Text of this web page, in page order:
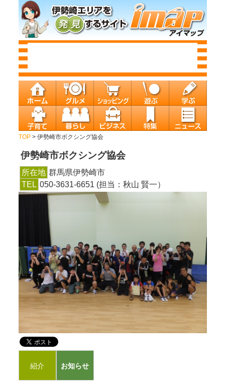
TOP> 伊勢崎市ボクシング協会
伊勢崎市ボクシング協会
所在地 群馬県伊勢崎市
TEL 050-3631-6651 (担当：秋山 賢一）
紹介 お知らせ